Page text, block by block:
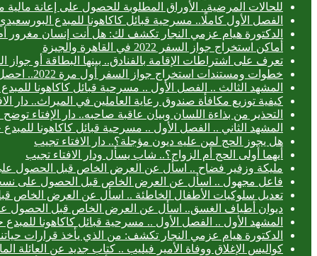
للحالات المرضية.. الأوراق المطلوبة للحصول على إعانة مالية
الفصل الأول كاملًا.. مسرحية قبائل كاكاهونا للمبدع
الدكتورة هيام عزمي النجار تكشف لك: هل أنت إنسان مغرور
أماكن استخراج جواز السفر 2022 في القاهرة والجيزة
تعرف على اشتراطات الإقامة بالفنادق.. بينها البطاقة أو جواز
خطوات ومستندات استخراج جواز السفر أول مرة 2022.. احصل عليه خلال 24 ساعة
المشهد الثالث .. الفصل الأول .. مسرحية قبائل كاكاهونا
كيفية توزيع مكافأة صندوق رعاية العاملين في الميراث.. دار
التحذير من بذاءة اللسان وبيان عاقبة صاحبه.. دار الإفتاء
المشهد الثاني .. الفصل الأول .. مسرحية قبائل كاكاهونا
هل يجوز الحج لمن عليه ديون مؤجلة؟.. دار الافتاء تجيب
أيهما أولى الحج أم الزواج؟.. شاب يسأل ودار الافتاء تجيب
مليكة وزفير فضاح .. اسأل عن العرض الخاص قبل الحصول
فاعل مجهول .. اسأل عن العرض الخاص قبل الحصول على
تعديل سلوكيات الأطفال الخاطئة .. اسأل عن العرض الخاص
ديوان أطياف الغسق.. اسأل عن العرض الخاص قبل الحصول
المشهد الأول .. الفصل الأول .. مسرحية قبائل كاكاهونا
الدكتورة هيام عزمي النجار تكشف: من الذي يأخذ قرارات
كواليس الإغلاق ووفاة الأمير فيليب .. كتاب جديد عن العائلة